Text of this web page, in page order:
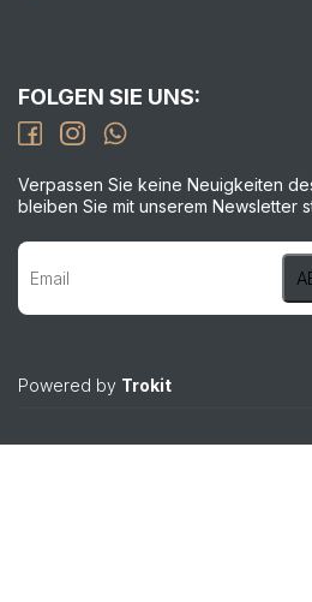
FOLGEN SIE UNS:
Verpassen Sie keine Neuigkeiten
bleiben Sie mit unserem Newsletter
Powered by Trokit